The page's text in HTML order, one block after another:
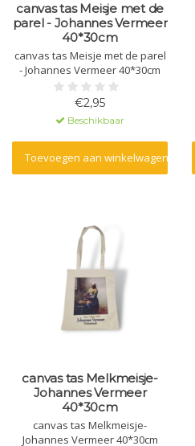
canvas tas Meisje met de
parel - Johannes Vermeer
40*30cm
canvas tas Meisje met de parel
- Johannes Vermeer 40*30cm
€2,95
Beschikbaar
Toevoegen aan winkelwagen
canvas tas Melkmeisje-
Johannes Vermeer
40*30cm
canvas tas Melkmeisje-
Johannes Vermeer 40*30cm